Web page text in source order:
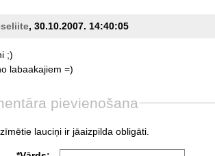
, 30.10.2007. 14:40:05
;)
labaakajiem =)
pievienošana
lauciņi ir jāaizpilda obligāti.